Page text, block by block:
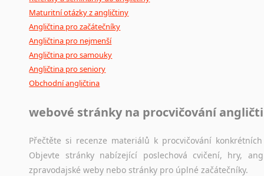
Maturitní otázky z angličtiny
Angličtina pro začátečníky
Angličtina pro nejmenší
Angličtina pro samouky
Angličtina pro seniory
Obchodní angličtina
webové stránky na procvičování
Přečtěte si recenze materiálů k procvičování
Objevte stránky nabízející poslechová cvičení, hry,
zpravodajské weby nebo stránky pro úplné začátečníky.